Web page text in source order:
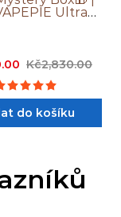
Ultra
Kč2,830.00
do košíku